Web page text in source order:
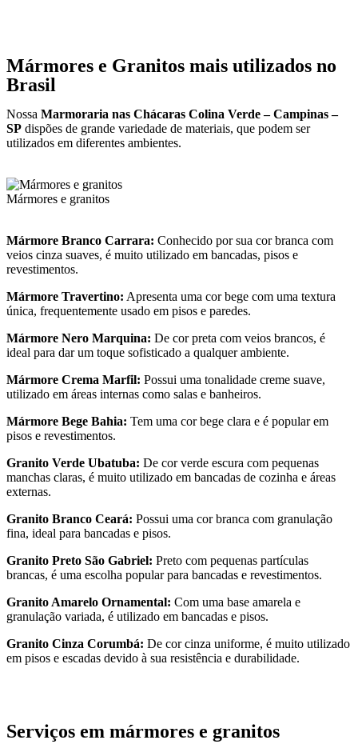
Mármores e Granitos mais utilizados no
Brasil
Nossa Marmoraria nas Chácaras Colina Verde – Campinas –
SP dispões de grande variedade de materiais, que podem ser
utilizados em diferentes ambientes.
Mármores e granitos
Mármore Branco Carrara: Conhecido por sua cor branca com
veios cinza suaves, é muito utilizado em bancadas, pisos e
revestimentos.
Mármore Travertino: Apresenta uma cor bege com uma textura
única, frequentemente usado em pisos e paredes.
Mármore Nero Marquina: De cor preta com veios brancos, é
ideal para dar um toque sofisticado a qualquer ambiente.
Mármore Crema Marfil: Possui uma tonalidade creme suave,
utilizado em áreas internas como salas e banheiros.
Mármore Bege Bahia: Tem uma cor bege clara e é popular em
pisos e revestimentos.
Granito Verde Ubatuba: De cor verde escura com pequenas
manchas claras, é muito utilizado em bancadas de cozinha e áreas
externas.
Granito Branco Ceará: Possui uma cor branca com granulação
fina, ideal para bancadas e pisos.
Granito Preto São Gabriel: Preto com pequenas partículas
brancas, é uma escolha popular para bancadas e revestimentos.
Granito Amarelo Ornamental: Com uma base amarela e
granulação variada, é utilizado em bancadas e pisos.
Granito Cinza Corumbá: De cor cinza uniforme, é muito utilizado
em pisos e escadas devido à sua resistência e durabilidade.
Serviços em mármores e granitos